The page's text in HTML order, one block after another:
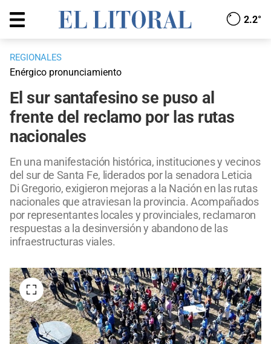
2.2°
REGIONALES
Enérgico pronunciamiento
El sur santafesino se puso al
frente del reclamo por las rutas
nacionales
En una manifestación histórica, instituciones y vecinos
del sur de Santa Fe, liderados por la senadora Leticia
Di Gregorio, exigieron mejoras a la Nación en las rutas
nacionales que atraviesan la provincia. Acompañados
por representantes locales y provinciales, reclamaron
respuestas a la desinversión y abandono de las
infraestructuras viales.